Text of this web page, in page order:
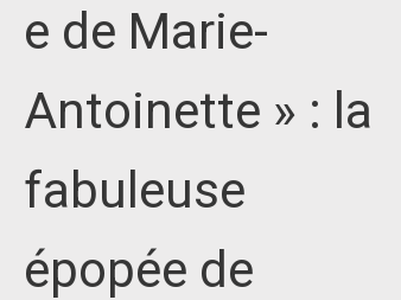
e de Marie-
Antoinette » : la
fabuleuse
épopée de